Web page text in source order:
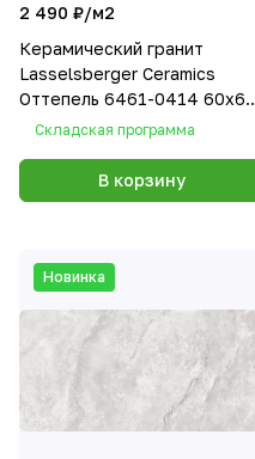
2 490 ₽/м2
Керамический гранит
Lasselsberger Ceramics
Оттепель 6461-0414 60х60
песочный
Складская программа
В корзину
Новинка